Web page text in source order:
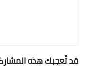
قد تُعجبك هذه